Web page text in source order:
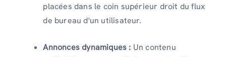
placées dans le coin supérieur droit du flux
de bureau d'un utilisateur.
Annonces dynamiques : Un contenu